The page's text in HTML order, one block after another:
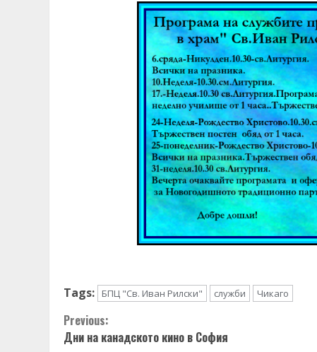
Tags:
БПЦ "Св. Иван Рилски" служби Чикаго
Continue
Previous:
Дни на канадското кино в София